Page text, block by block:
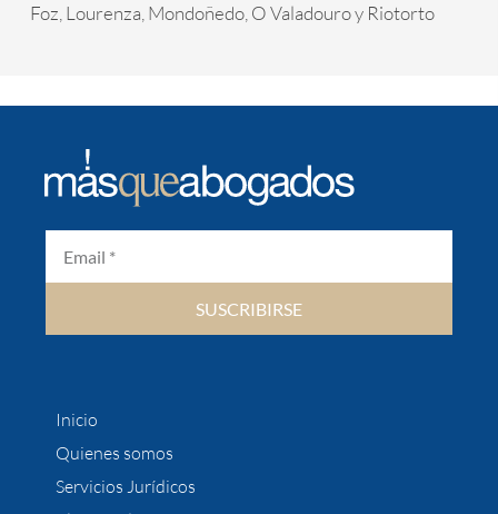
Foz, Lourenza, Mondoñedo, O Valadouro y Riotorto
SUSCRIBIRSE
Inicio
Quienes somos
Servicios Jurídicos